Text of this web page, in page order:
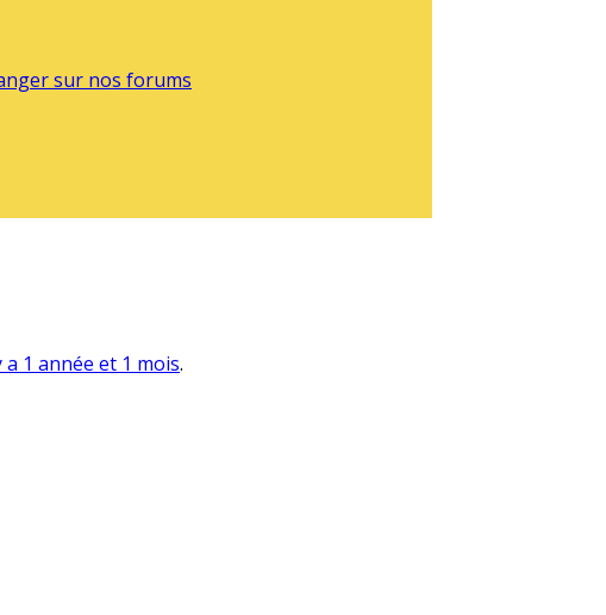
sur nos forums
a 1 année et 1 mois.